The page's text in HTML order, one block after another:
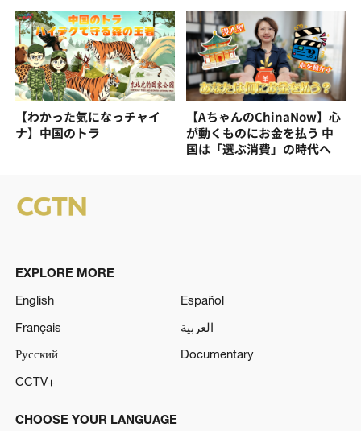
【わかった気になっチャイ
ナ】中国のトラ
【AちゃんのChinaNow】心
が動くものにお金を払う 中
国は「選ぶ消費」の時代へ
EXPLORE MORE
English
Español
Français
العربية
Русский
Documentary
CCTV+
CHOOSE YOUR LANGUAGE